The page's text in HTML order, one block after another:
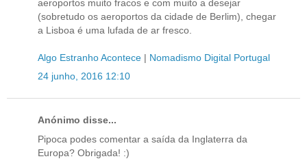
aeroportos muito fracos e com muito a desejar
(sobretudo os aeroportos da cidade de Berlim), chegar
a Lisboa é uma lufada de ar fresco.
Algo Estranho Acontece | Nomadismo Digital Portugal
24 junho, 2016 12:10
Anónimo disse...
Pipoca podes comentar a saída da Inglaterra da
Europa? Obrigada! :)